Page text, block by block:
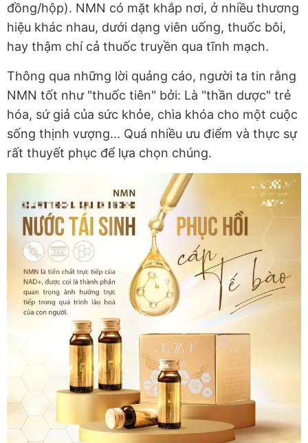
đồng/hộp). NMN có mặt khắp nơi, ở nhiều thương
hiệu khác nhau, dưới dạng viên uống, thuốc bôi,
hay thậm chí cả thuốc truyền qua tĩnh mạch.
Thông qua những lời quảng cáo, người ta tin rằng
NMN tốt như "thuốc tiên" bởi: Là "thần dược" trẻ
hóa, sứ giả của sức khỏe, chìa khóa cho một cuộc
sống thịnh vượng... Quá nhiều ưu điểm và thực sự
rất thuyết phục để lựa chọn chúng.